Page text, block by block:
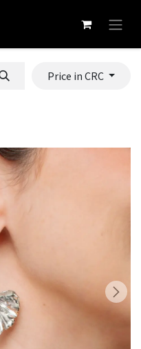
Price in CRC